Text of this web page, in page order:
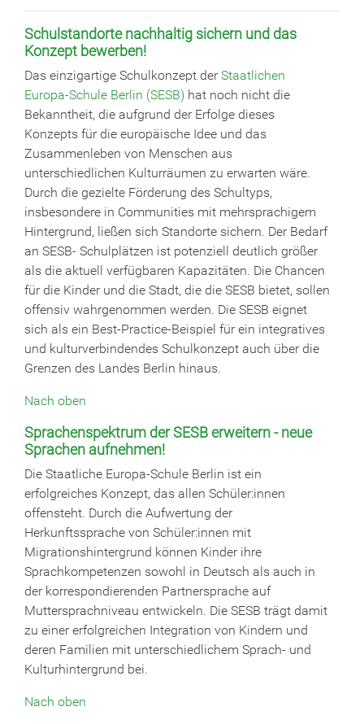
Schulstandorte nachhaltig sichern und das
Konzept bewerben!
Das einzigartige Schulkonzept derStaatlichen
Europa-Schule Berlin (SESB) hat noch nicht die
Bekanntheit, die aufgrund der Erfolge dieses
Konzepts für die europäische Idee und das
Zusammenleben von Menschen aus
unterschiedlichen Kulturräumen zu erwarten wäre.
Durch die gezielte Förderung des Schultyps,
insbesondere in Communities mit mehrsprachigem
Hintergrund, ließen sich Standorte sichern. Der Bedarf
an SESB- Schulplätzen ist potenziell deutlich größer
als die aktuell verfügbaren Kapazitäten. Die Chancen
für die Kinder und die Stadt, die die SESB bietet, sollen
offensiv wahrgenommen werden. Die SESB eignet
sich als ein Best-Practice-Beispiel für ein integratives
und kulturverbindendes Schulkonzept auch über die
Grenzen des Landes Berlin hinaus.
Nach oben
Sprachenspektrum der SESB erweitern - neue
Sprachen aufnehmen!
Die Staatliche Europa-Schule Berlin ist ein
erfolgreiches Konzept, das allen Schüler:innen
offensteht. Durch die Aufwertung der
Herkunftssprache von Schüler:innen mit
Migrationshintergrund können Kinder ihre
Sprachkompetenzen sowohl in Deutsch als auch in
der korrespondierenden Partnersprache auf
Muttersprachniveau entwickeln. Die SESB trägt damit
zu einer erfolgreichen Integration von Kindern und
deren Familien mit unterschiedlichem Sprach- und
Kulturhintergrund bei.
Nach oben